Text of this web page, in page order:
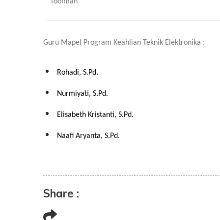
Guru Mapel Program Keahlian Teknik Elektronika :
Rohadi, S.Pd.
Nurmiyati, S.Pd.
Elisabeth Kristanti, S.Pd.
Naafi Aryanta, S.Pd.
Share :